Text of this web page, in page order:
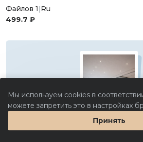
Файлов 1 |Ru
499.7 ₽
Мы используем cookies в
можете запретить это в настройках
Принять